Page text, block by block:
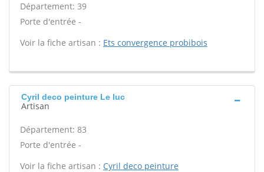
Département: 39
Porte d'entrée -
Voir la fiche artisan : Ets convergence probibois
Cyril deco peinture Le luc
Artisan
Département: 83
Porte d'entrée -
Voir la fiche artisan : Cyril deco peinture